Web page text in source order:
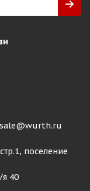
sale@wurth.ru
поселение
я 40